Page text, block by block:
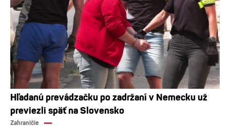
Hľadanú prevádzačku po zadržaní v Nemecku už
previezli späť na Slovensko
Zahraničie